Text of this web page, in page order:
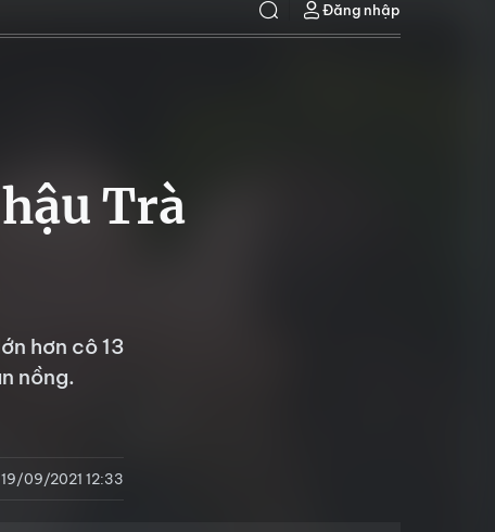
Đăng nhập
Trà
hơn cô 13
nồng.
19/09/2021 12:33